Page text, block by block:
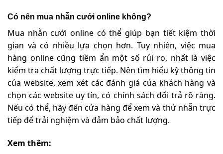
Có nên mua nhẫn cưới online không?
Mua nhẫn cưới online có thể giúp bạn tiết kiệm thời
gian và có nhiều lựa chọn hơn. Tuy nhiên, việc mua
hàng online cũng tiềm ẩn một số rủi ro, nhất là việc
kiểm tra chất lượng trực tiếp. Nên tìm hiểu kỹ thông tin
của website, xem xét các đánh giá của khách hàng và
chọn các website uy tín, có chính sách đổi trả rõ ràng.
Nếu có thể, hãy đến cửa hàng để xem và thử nhẫn trực
tiếp để trải nghiệm và đảm bảo chất lượng.
Xem thêm: